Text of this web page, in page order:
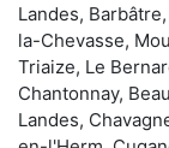
Landes,
la-Chevasse,
Triaize, Le
Chantonnay,
Landes,